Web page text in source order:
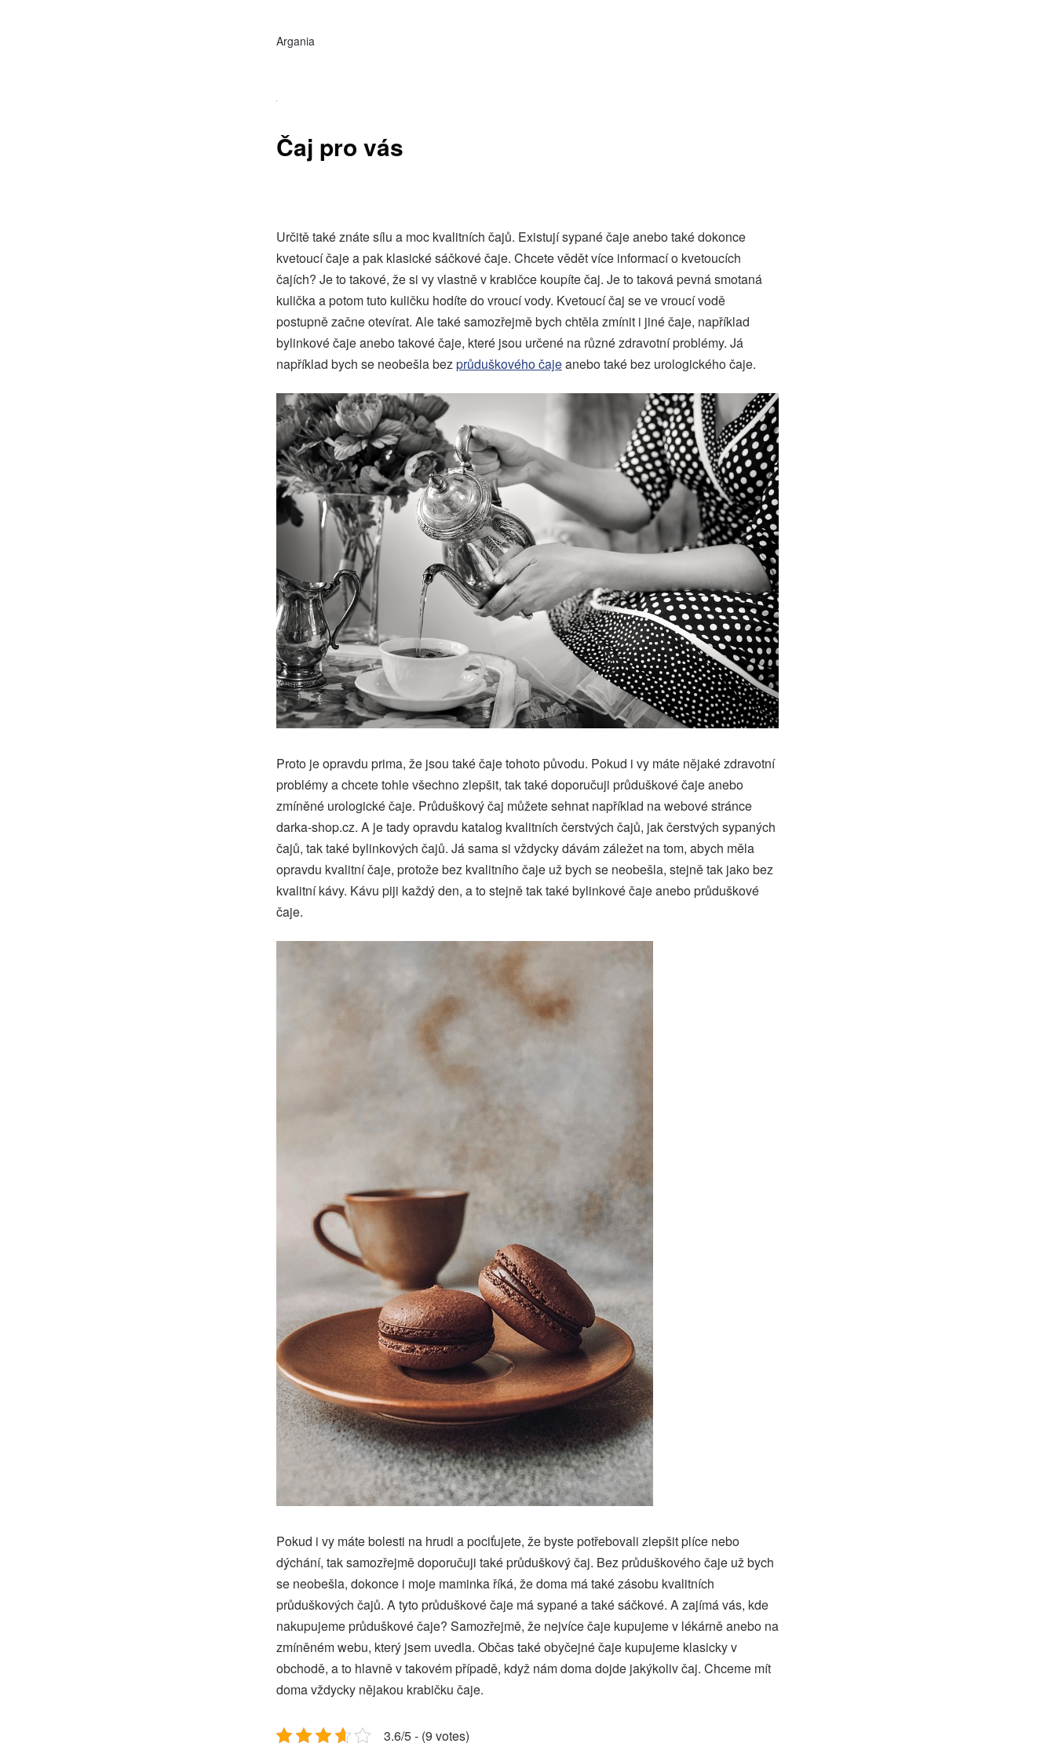
Argania
Čaj pro vás
Určitě také znáte sílu a moc kvalitních čajů. Existují sypané čaje anebo také dokonce
kvetoucí čaje a pak klasické sáčkové čaje. Chcete vědět více informací o kvetoucích
čajích? Je to takové, že si vy vlastně v krabičce koupíte čaj. Je to taková pevná smotaná
kulička a potom tuto kuličku hodíte do vroucí vody. Kvetoucí čaj se ve vroucí vodě
postupně začne otevírat. Ale také samozřejmě bych chtěla zmínit i jiné čaje, například
bylinkové čaje anebo takové čaje, které jsou určené na různé zdravotní problémy. Já
například bych se neobešla bezprůduškového čajeanebo také bez urologického čaje.
Proto je opravdu prima, že jsou také čaje tohoto původu. Pokud i vy máte nějaké zdravotní
problémy a chcete tohle všechno zlepšit, tak také doporučuji průduškové čaje anebo
zmíněné urologické čaje. Průduškový čaj můžete sehnat například na webové stránce
darka-shop.cz. A je tady opravdu katalog kvalitních čerstvých čajů, jak čerstvých sypaných
čajů, tak také bylinkových čajů. Já sama si vždycky dávám záležet na tom, abych měla
opravdu kvalitní čaje, protože bez kvalitního čaje už bych se neobešla, stejně tak jako bez
kvalitní kávy. Kávu piji každý den, a to stejně tak také bylinkové čaje anebo průduškové
čaje.
Pokud i vy máte bolesti na hrudi a pociťujete, že byste potřebovali zlepšit plíce nebo
dýchání, tak samozřejmě doporučuji také průduškový čaj. Bez průduškového čaje už bych
se neobešla, dokonce i moje maminka říká, že doma má také zásobu kvalitních
průduškových čajů. A tyto průduškové čaje má sypané a také sáčkové. A zajímá vás, kde
nakupujeme průduškové čaje? Samozřejmě, že nejvíce čaje kupujeme v lékárně anebo na
zmíněném webu, který jsem uvedla. Občas také obyčejné čaje kupujeme klasicky v
obchodě, a to hlavně v takovém případě, když nám doma dojde jakýkoliv čaj. Chceme mít
doma vždycky nějakou krabičku čaje.
3.6/5 - (9 votes)